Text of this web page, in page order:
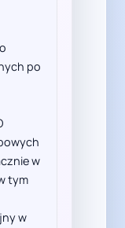
po
w
tym
w